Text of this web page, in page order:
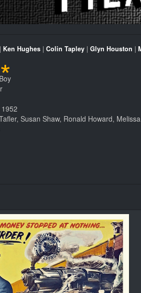
| Ken Hughes | Colin Tapley | Glyn Houston |
1952
Susan Shaw, Ronald Howard,